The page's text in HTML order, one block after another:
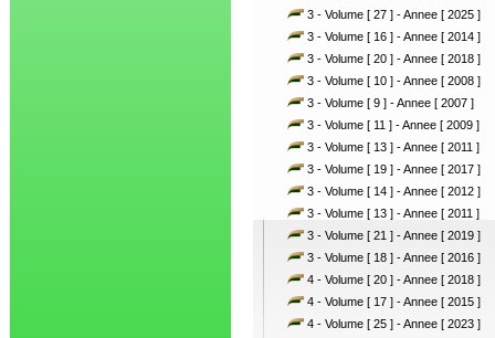
3 - Volume [ 27 ] - Annee [ 2025 ]
3 - Volume [ 16 ] - Annee [ 2014 ]
3 - Volume [ 20 ] - Annee [ 2018 ]
3 - Volume [ 10 ] - Annee [ 2008 ]
3 - Volume [ 9 ] - Annee [ 2007 ]
3 - Volume [ 11 ] - Annee [ 2009 ]
3 - Volume [ 13 ] - Annee [ 2011 ]
3 - Volume [ 19 ] - Annee [ 2017 ]
3 - Volume [ 14 ] - Annee [ 2012 ]
3 - Volume [ 13 ] - Annee [ 2011 ]
3 - Volume [ 21 ] - Annee [ 2019 ]
3 - Volume [ 18 ] - Annee [ 2016 ]
4 - Volume [ 20 ] - Annee [ 2018 ]
4 - Volume [ 17 ] - Annee [ 2015 ]
4 - Volume [ 25 ] - Annee [ 2023 ]